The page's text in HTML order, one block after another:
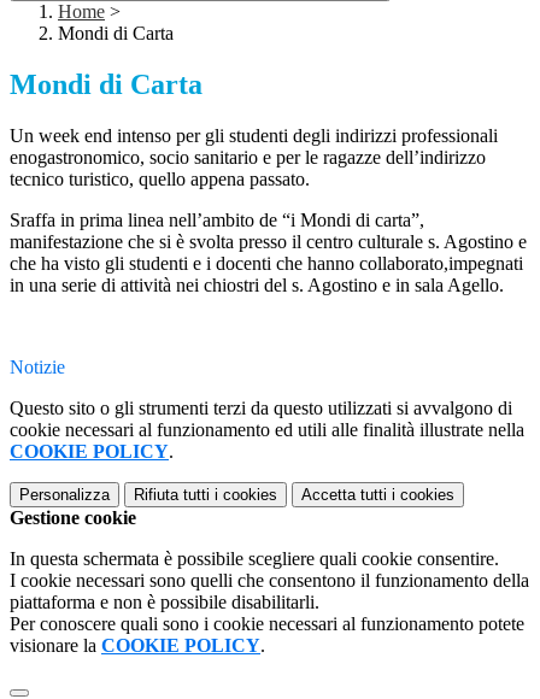
Home >
Mondi di Carta
Mondi di Carta
Un week end intenso per gli studenti degli indirizzi professionali
enogastronomico, socio sanitario e per le ragazze dell’indirizzo
tecnico turistico, quello appena passato.
Sraffa in prima linea nell’ambito de “i Mondi di carta”,
manifestazione che si è svolta presso il centro culturale s. Agostino e
che ha visto gli studenti e i docenti che hanno collaborato,impegnati
in una serie di attività nei chiostri del s. Agostino e in sala Agello.
Notizie
Questo sito o gli strumenti terzi da questo utilizzati si avvalgono di
cookie necessari al funzionamento ed utili alle finalità illustrate nella
COOKIE POLICY.
Personalizza Rifiuta tutti i cookies Accetta tutti i cookies
Gestione cookie
In questa schermata è possibile scegliere quali cookie consentire.
I cookie necessari sono quelli che consentono il funzionamento della
piattaforma e non è possibile disabilitarli.
Per conoscere quali sono i cookie necessari al funzionamento potete
visionare la COOKIE POLICY.